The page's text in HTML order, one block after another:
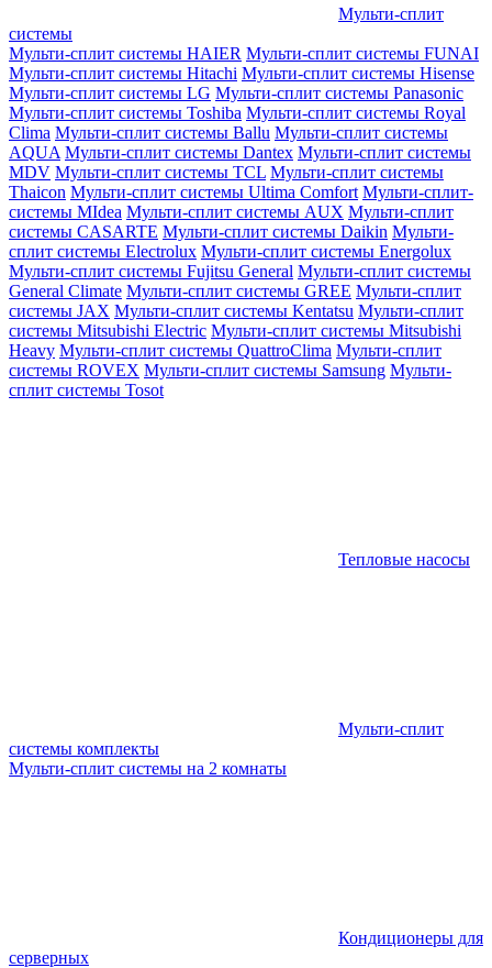
Мульти-сплит
системы
Мульти-сплит системы HAIER Мульти-сплит системы FUNAI
Мульти-сплит системы Hitachi Мульти-сплит системы Hisense
Мульти-сплит системы LG Мульти-сплит системы Panasonic
Мульти-сплит системы Toshiba Мульти-сплит системы Royal
Clima Мульти-сплит системы Ballu Мульти-сплит системы
AQUA Мульти-сплит системы Dantex Мульти-сплит системы
MDV Мульти-сплит системы TCL Мульти-сплит системы
Thaicon Мульти-сплит системы Ultima Comfort Мульти-сплит-
системы MIdea Мульти-сплит системы AUX Мульти-сплит
системы CASARTE Мульти-сплит системы Daikin Мульти-
сплит системы Electrolux Мульти-сплит системы Energolux
Мульти-сплит системы Fujitsu General Мульти-сплит системы
General Climate Мульти-сплит системы GREE Мульти-сплит
системы JAX Мульти-сплит системы Kentatsu Мульти-сплит
системы Mitsubishi Electric Мульти-сплит системы Mitsubishi
Heavy Мульти-сплит системы QuattroClima Мульти-сплит
системы ROVEX Мульти-сплит системы Samsung Мульти-
сплит системы Tosot
Тепловые насосы
Мульти-сплит
системы комплекты
Мульти-сплит системы на 2 комнаты
Кондиционеры для
серверных